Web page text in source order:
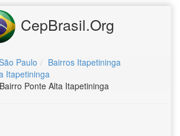
CepBrasil.Org
Paulo
Bairros Itapetininga
Itapetininga
Ponte Alta Itapetininga